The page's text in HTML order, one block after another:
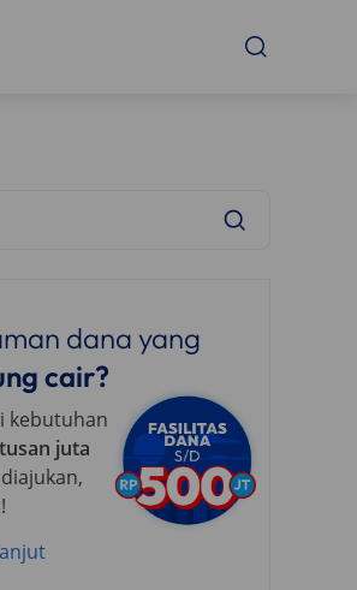
dana yang
cair?
kebutuhan
juta